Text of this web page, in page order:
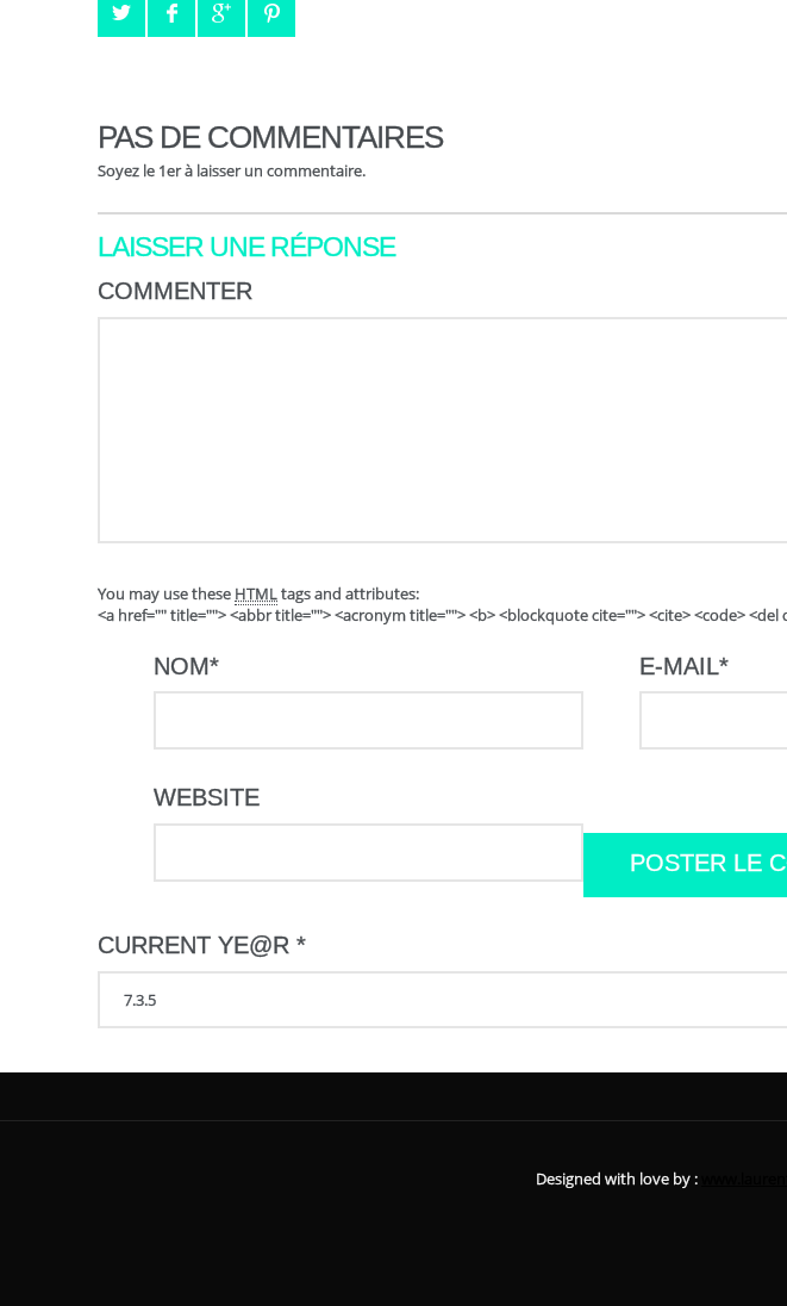
PAS DE COMMENTAIRES
Soyez le 1er à laisser un commentaire.
LAISSER UNE RÉPONSE
COMMENTER
You may use these HTMLtags and attributes:
<a href="" title=""> <abbr title=""> <acronym title=""> <b> <blockquote cite=""> <cite> <code>
NOM* E-MAIL*
WEBSITE
CURRENT YE@R *
Designed with love by :